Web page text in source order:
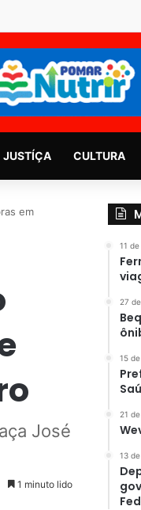
JUSTÍÇA CULTURA
em
José
1 minuto lido
11
27
15
21
13